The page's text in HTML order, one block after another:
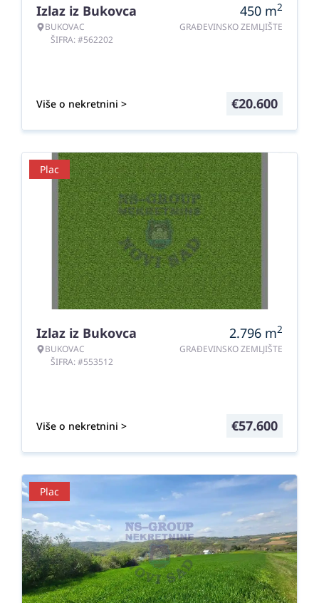
Izlaz iz Bukovca
BUKOVAC
ŠIFRA: #562202
450 m2
GRAĐEVINSKO ZEMLJIŠTE
Više o nekretnini > €20.600
Plac
Izlaz iz Bukovca
BUKOVAC
ŠIFRA: #553512
2.796 m2
GRAĐEVINSKO ZEMLJIŠTE
Više o nekretnini > €57.600
Plac